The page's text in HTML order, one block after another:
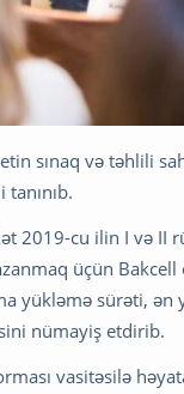
sınaq və təhlili
2019-cu ilin I və II
üçün
yükləmə sürəti,
nümayiş etdirib.
vasitəsilə